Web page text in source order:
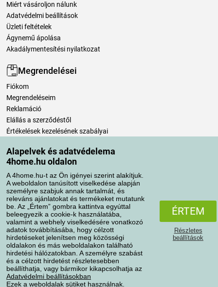
Alapelvek és adatvédelema
4home.hu oldalon
A 4home.hu-t az Ön igényei szerint alakítjuk.
A weboldalon tanúsított viselkedése alapján
személyre szabjuk annak tartalmát, és
releváns ajánlatokat és termékeket mutatunk
be. Az „Értem” gombra kattintva egyúttal
beleegyezik a cookie-k használatába,
valamint a webhely viselkedésére vonatkozó
adatok továbbításába, hogy célzott
hirdetéseket jelenítsen meg közösségi
oldalakon és más weboldalakon található
hirdetési hálózatokban. A személyre szabást
és a célzott hirdetést részletesebben
beállíthatja, vagy bármikor kikapcsolhatja az
Adatvédelmi beállításokban
Ezek a weboldalak sütiket használnak.
ÉRTEM
Részletes
beállítások
Miért vásároljon nálunk
Adatvédelmi beállítások
Üzleti feltételek
Ágynemű ápolása
Akadálymentesítési nyilatkozat
Megrendelései
Fiókom
Megrendeléseim
Reklamáció
Elállás a szerződéstől
Értékelések kezelésének szabályai
Szállítási módok
Fizetési módok
AdatvédelemSüti szabályzat